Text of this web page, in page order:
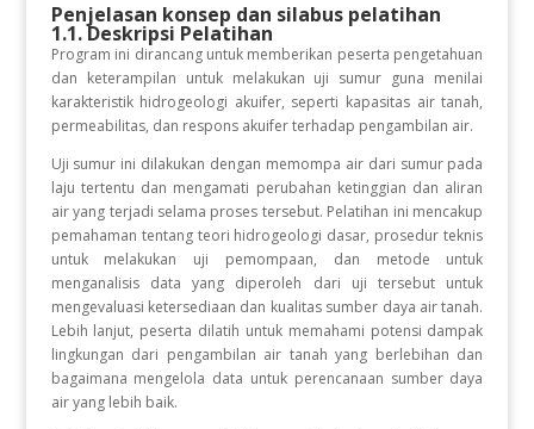
Penjelasan konsep dan silabus pelatihan
1.1. Deskripsi Pelatihan
Program ini dirancang untuk memberikan peserta pengetahuan
dan keterampilan untuk melakukan uji sumur guna menilai
karakteristik hidrogeologi akuifer, seperti kapasitas air tanah,
permeabilitas, dan respons akuifer terhadap pengambilan air.
Uji sumur ini dilakukan dengan memompa air dari sumur pada
laju tertentu dan mengamati perubahan ketinggian dan aliran
air yang terjadi selama proses tersebut. Pelatihan ini mencakup
pemahaman tentang teori hidrogeologi dasar, prosedur teknis
untuk melakukan uji pemompaan, dan metode untuk
menganalisis data yang diperoleh dari uji tersebut untuk
mengevaluasi ketersediaan dan kualitas sumber daya air tanah.
Lebih lanjut, peserta dilatih untuk memahami potensi dampak
lingkungan dari pengambilan air tanah yang berlebihan dan
bagaimana mengelola data untuk perencanaan sumber daya
air yang lebih baik.